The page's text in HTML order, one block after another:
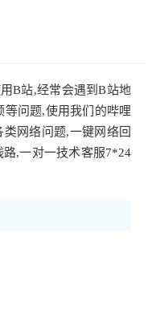
B站,经常会遇到B站地
等问题,使用我们的哔哩
网络问题,一键网络回
路,一对一技术客服7*24